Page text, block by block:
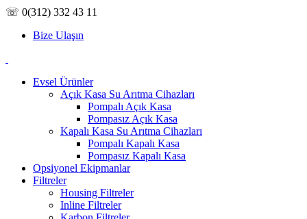
☏ 0(312) 332 43 11
Bize Ulaşın
Evsel Ürünler
Açık Kasa Su Arıtma Cihazları
Pompalı Açık Kasa
Pompasız Açık Kasa
Kapalı Kasa Su Arıtma Cihazları
Pompalı Kapalı Kasa
Pompasız Kapalı Kasa
Opsiyonel Ekipmanlar
Filtreler
Housing Filtreler
Inline Filtreler